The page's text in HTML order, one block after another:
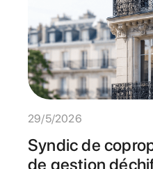
29/5/2026
Syndic de
de gestion